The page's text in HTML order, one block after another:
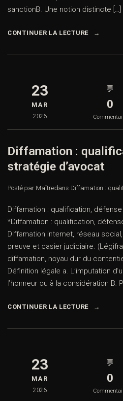
sanctionB. Une notion distincte […]
CONTINUER LA LECTURE
23
MAR
2026
💬
0
Diffamation :
stratégie d’avocat
Posté par Maîtredans Diffamation :
Diffamation : qualification,
*Diffamation : qualification,
Diffamation internet, réseau
preuve et casier judiciaire.
diffamation, noyau dur du
Définition légale a. L’imputation
l’honneur ou à la considération B.
CONTINUER LA LECTURE
23
MAR
2026
💬
0